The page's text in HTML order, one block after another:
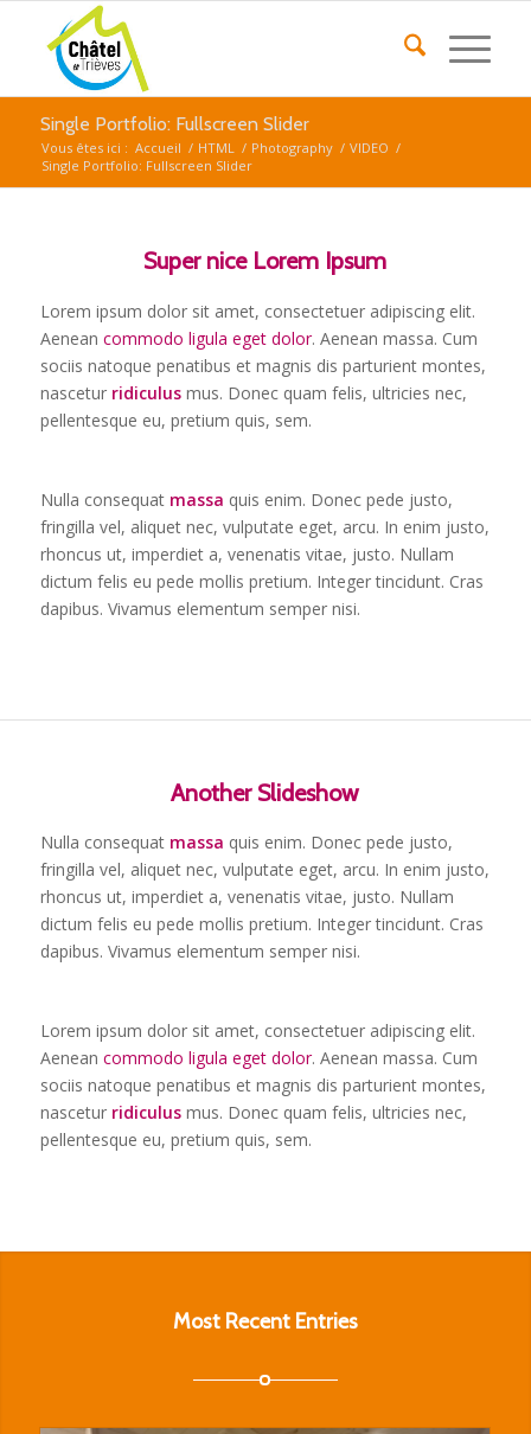
Single Portfolio: Fullscreen Slider
Vous êtes ici : Accueil / HTML / Photography / VIDEO /
Single Portfolio: Fullscreen Slider
Super nice Lorem Ipsum
Lorem ipsum dolor sit amet, consectetuer adipiscing elit.
Aenean commodo ligula eget dolor. Aenean massa. Cum
sociis natoque penatibus et magnis dis parturient montes,
nascetur ridiculusmus. Donec quam felis, ultricies nec,
pellentesque eu, pretium quis, sem.
Nulla consequat massa quis enim. Donec pede justo,
fringilla vel, aliquet nec, vulputate eget, arcu. In enim justo,
rhoncus ut, imperdiet a, venenatis vitae, justo. Nullam
dictum felis eu pede mollis pretium. Integer tincidunt. Cras
dapibus. Vivamus elementum semper nisi.
Another Slideshow
Nulla consequat massa quis enim. Donec pede justo,
fringilla vel, aliquet nec, vulputate eget, arcu. In enim justo,
rhoncus ut, imperdiet a, venenatis vitae, justo. Nullam
dictum felis eu pede mollis pretium. Integer tincidunt. Cras
dapibus. Vivamus elementum semper nisi.
Lorem ipsum dolor sit amet, consectetuer adipiscing elit.
Aenean commodo ligula eget dolor. Aenean massa. Cum
sociis natoque penatibus et magnis dis parturient montes,
nascetur ridiculusmus. Donec quam felis, ultricies nec,
pellentesque eu, pretium quis, sem.
Most Recent Entries